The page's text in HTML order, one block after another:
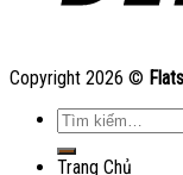
Copyright 2026 ©
Tìm
kiếm:
Trang Chủ